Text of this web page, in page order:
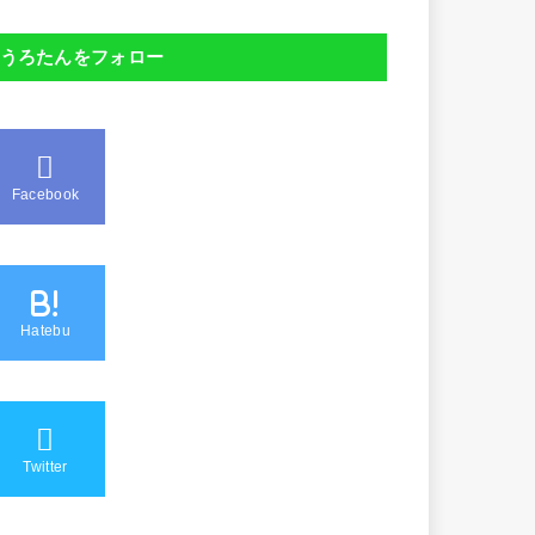
うろたんをフォロー
Facebook
B!
Hatebu
Twitter